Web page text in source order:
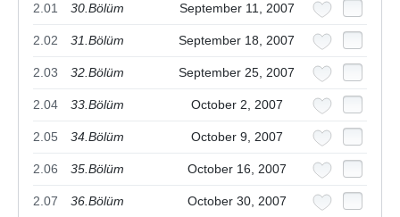
2.01 30.Bölüm September 11, 2007
2.02 31.Bölüm September 18, 2007
2.03 32.Bölüm September 25, 2007
2.04 33.Bölüm October 2, 2007
2.05 34.Bölüm October 9, 2007
2.06 35.Bölüm October 16, 2007
2.07 36.Bölüm October 30, 2007